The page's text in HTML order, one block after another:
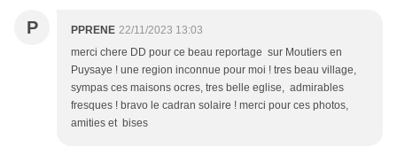
P PPRENE 22/11/2023 13:03
merci chere DD pour ce beau reportage sur Moutiers en
Puysaye ! une region inconnue pour moi ! tres beau village,
sympas ces maisons ocres, tres belle eglise, admirables
fresques ! bravo le cadran solaire ! merci pour ces photos,
amities et bises